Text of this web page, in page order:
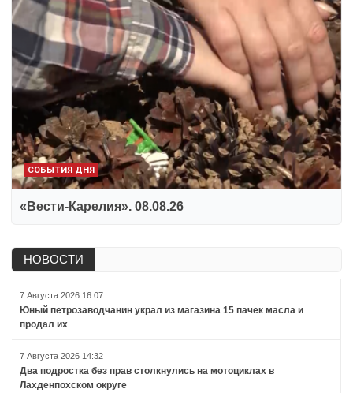
СОБЫТИЯ ДНЯ
«Вести-Карелия». 08.08.26
НОВОСТИ
7 Августа 2026 16:07
Юный петрозаводчанин украл из магазина 15 пачек масла и
продал их
7 Августа 2026 14:32
Два подростка без прав столкнулись на мотоциклах в
Лахденпохском округе